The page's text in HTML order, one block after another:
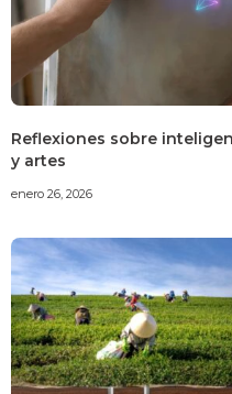
Reflexiones sobre
y artes
enero 26, 2026